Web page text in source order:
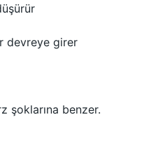
devreye girer
şoklarına benzer.